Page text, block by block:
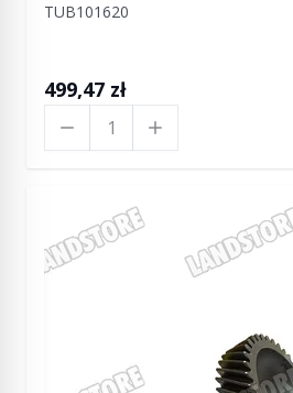
TUB101620
499,47 zł